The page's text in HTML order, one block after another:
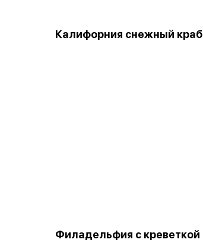
Калифорния снежный краб
Филадельфия с креветкой